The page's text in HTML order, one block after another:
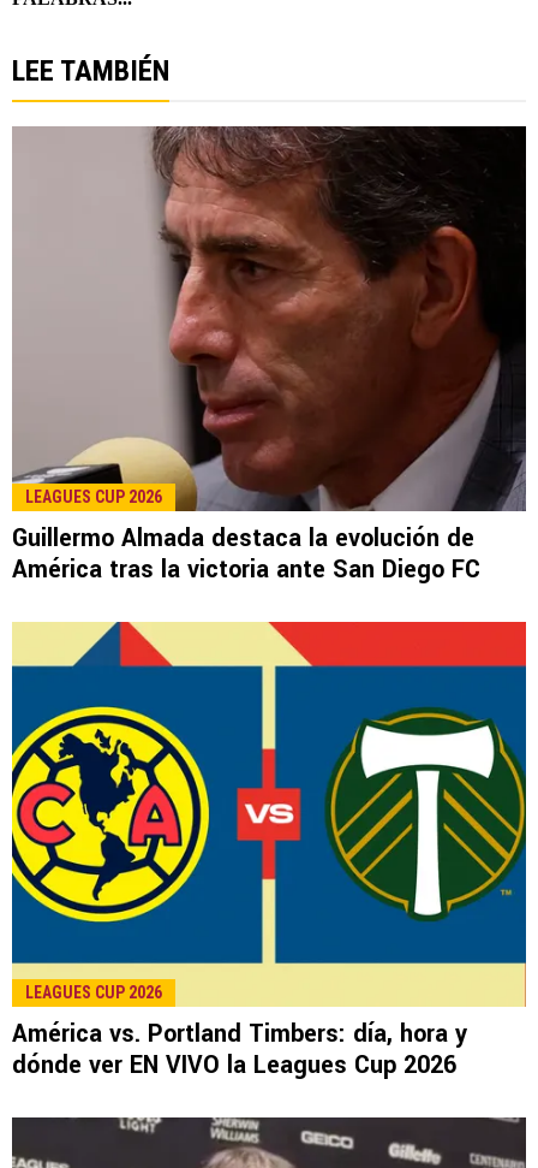
LEE TAMBIÉN
LEAGUES CUP 2026
Guillermo Almada destaca la evolución de
América tras la victoria ante San Diego FC
LEAGUES CUP 2026
América vs. Portland Timbers: día, hora y
dónde ver EN VIVO la Leagues Cup 2026